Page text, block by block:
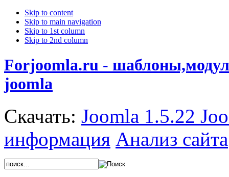
Skip to content
Skip to main navigation
Skip to 1st column
Skip to 2nd column
Forjoomla.ru -
joomla
Скачать: Joomla 1.5.22
информация Анализ сайта